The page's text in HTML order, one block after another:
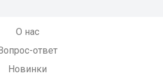
О нас
ответ
Новинки